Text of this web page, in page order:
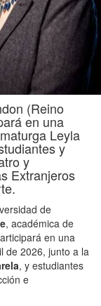
(Reino
en una
Leyla
y
y
Extranjeros
de
, académica de
en una
de 2026, junto a la
, y estudiantes
e